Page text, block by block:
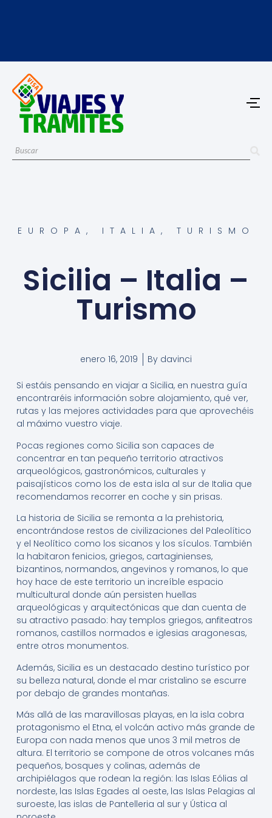
EUROPA , ITALIA , TURISMO
Sicilia – Italia –
Turismo
enero 16, 2019 By davinci
Si estáis pensando en viajar a Sicilia, en nuestra guía
encontraréis información sobre alojamiento, qué ver,
rutas y las mejores actividades para que aprovechéis
al máximo vuestro viaje.
Pocas regiones como Sicilia son capaces de
concentrar en tan pequeño territorio atractivos
arqueológicos, gastronómicos, culturales y
paisajísticos como los de esta isla al sur de Italia que
recomendamos recorrer en coche y sin prisas.
La historia de Sicilia se remonta a la prehistoria,
encontrándose restos de civilizaciones del Paleolítico
y el Neolítico como los sicanos y los sículos. También
la habitaron fenicios, griegos, cartaginienses,
bizantinos, normandos, angevinos y romanos, lo que
hoy hace de este territorio un increíble espacio
multicultural donde aún persisten huellas
arqueológicas y arquitectónicas que dan cuenta de
su atractivo pasado: hay templos griegos, anfiteatros
romanos, castillos normados e iglesias aragonesas,
entre otros monumentos.
Además, Sicilia es un destacado destino turístico por
su belleza natural, donde el mar cristalino se escurre
por debajo de grandes montañas.
Más allá de las maravillosas playas, en la isla cobra
protagonismo el Etna, el volcán activo más grande de
Europa con nada menos que unos 3 mil metros de
altura. El territorio se compone de otros volcanes más
pequeños, bosques y colinas, además de
archipiélagos que rodean la región: las Islas Eólias al
nordeste, las Islas Egades al oeste, las Islas Pelagias al
suroeste, las islas de Pantelleria al sur y Ústica al